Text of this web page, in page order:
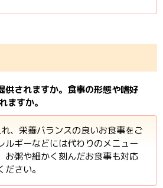
供されますか。食事の形態や嗜好
ますか。
、栄養バランスの良いお食事をご
ルギーなどには代わりのメニュー
お粥や細かく刻んだお食事も対応
さい。